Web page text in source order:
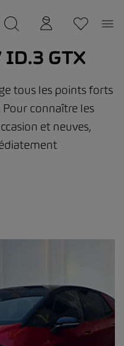
GTX
tous les points forts
Pour connaître les
et neuves,